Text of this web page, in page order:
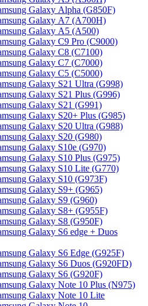
Galaxу Alpha (G850F)
Galaxу A7 (A700H)
Galaxу A5 (A500)
Galaxy С9 Pro (C9000)
Galaxy С8 (C7100)
Galaxy С7 (C7000)
Galaxy С5 (C5000)
Galaxy S21 Ultra (G998)
Galaxy S21 Plus (G996)
Galaxy S21 (G991)
Galaxy S20+ Plus (G985)
Galaxy S20 Ultra (G988)
Galaxy S20 (G980)
Galaxy S10e (G970)
Galaxy S10 Plus (G975)
Galaxy S10 Lite (G770)
Galaxy S10 (G973F)
Galaxy S9+ (G965)
Galaxy S9 (G960)
Galaxy S8+ (G955F)
Galaxy S8 (G950F)
Galaxy S6 edge + Duos
Galaxy S6 Edge (G925F)
Galaxy S6 Duos (G920FD)
Galaxy S6 (G920F)
Galaxy Note 10 Plus (N975)
Galaxy Note 10 Lite